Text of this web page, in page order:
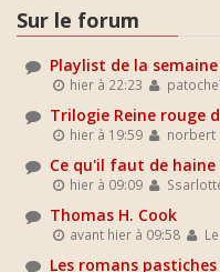
Sur le forum
Playlist de la
hier à 22:23
Trilogie Reine rouge
hier à 19:59 norbert
Ce qu'il faut de haine
hier à 09:09
Thomas H. Cook
avant hier à 09:58
Les romans